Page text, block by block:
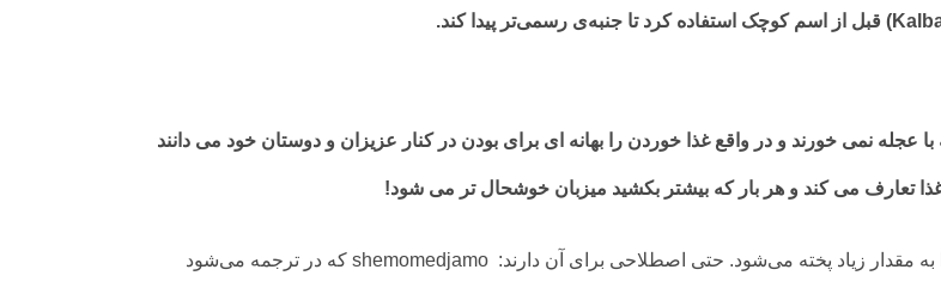
نمی خورند و در واقع غذا خوردن را بهانه ای برای بودن در کنار عزیزان و دوستان خود می دانند
غذا تعارف می کند و هر بار که بیشتر بکشید میزبان خوشحال تر می شود!
در فرهنگ مردم گرجستان زیاد خوردن معمول است و به همین دلیل غذا به مقدار زیاد پخته می‌شود. حتی اصطلاحی برای آن دارند: shemomedjamo که در ترجمه می‌شود